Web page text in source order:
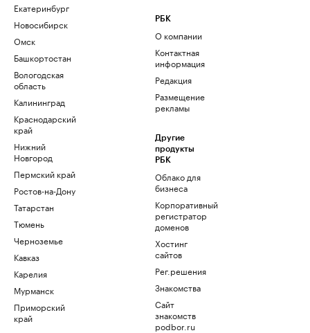
Екатеринбург
Новосибирск
Омск
Башкортостан
Вологодская
область
Калининград
Краснодарский
край
Нижний
Новгород
Пермский край
Ростов-на-Дону
Татарстан
Тюмень
Черноземье
Кавказ
Карелия
Мурманск
Приморский
край
РБК
О компании
Контактная
информация
Редакция
Размещение
рекламы
Другие
продукты
РБК
Облако для
бизнеса
Корпоративный
регистратор
доменов
Хостинг
сайтов
Рег.решения
Знакомства
Сайт
знакомств
podbor.ru